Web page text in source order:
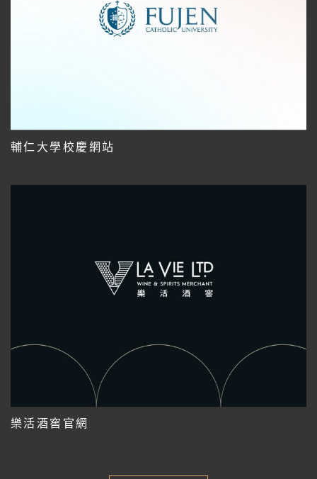
輔仁大學校慶網站
樂活酒窖官網